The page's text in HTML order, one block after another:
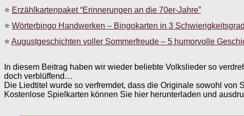
⭐ Erzählkartenpaket “Erinnerungen an die 70er-Jahre”
⭐ Wörterbingo Handwerken – Bingokarten in 3
⭐ Augustgeschichten voller Sommerfreude – 5 humorvolle
In diesem Beitrag haben wir wieder beliebte Volkslieder so
doch verblüffend…
Die Liedtitel wurde so verfremdet, dass die Originale sowohl
Kostenlose Spielkarten können Sie hier herunterladen und